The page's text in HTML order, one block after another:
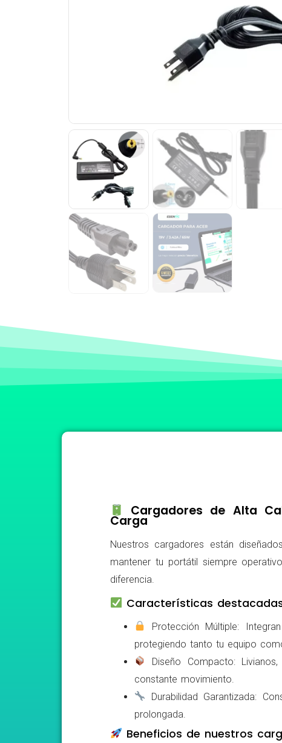
Cargadores de Alta
Carga
Nuestros cargadores están
mantener tu portátil siempre
diferencia.
Características
Protección Múltiple:
protegiendo tanto tu equipo
Diseño Compacto:
constante movimiento.
Durabilidad Garantizada:
prolongada.
Beneficios de nuestros